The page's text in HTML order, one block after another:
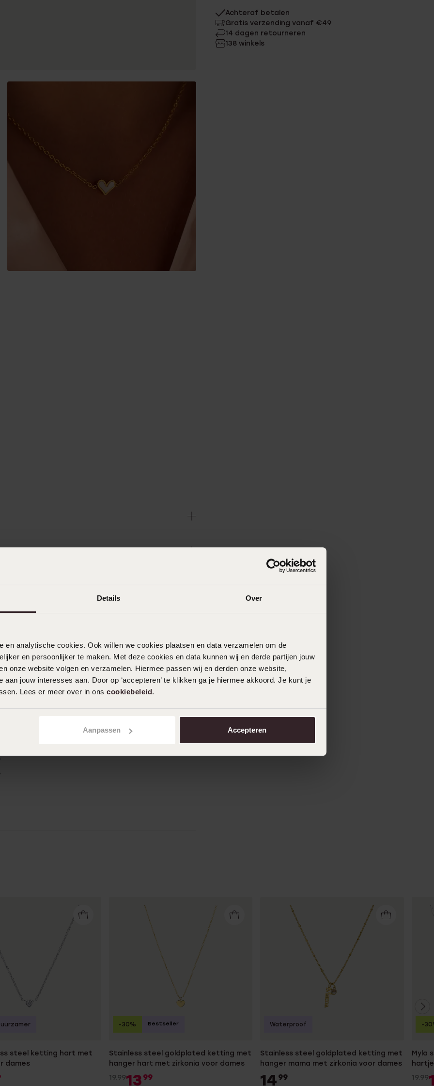
Details Over
en analytische cookies. Ook willen we cookies plaatsen en data verzamelen om de
en persoonlijker te maken. Met deze cookies en data kunnen wij en derde partijen jouw
onze website volgen en verzamelen. Hiermee passen wij en derden onze website,
aan jouw interesses aan. Door op ‘accepteren’ te klikken ga je hiermee akkoord. Je kunt je
Lees er meer over in ons cookiebeleid.
Aanpassen Accepteren
Achteraf betalen
Gratis verzending vanaf €49
14 dagen retourneren
138 winkels
Filter
steel ketting hart met
dames
Stainless steel goldplated ketting met
hanger hart met zirkonia voor dames
19.9913 99
-30% Bestseller
Stainless steel goldplated ketting met
hanger mama met zirkonia voor dames
14 99
Waterproof
Myla
19.99
-